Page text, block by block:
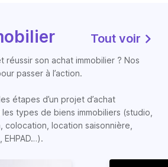
Tout voir
réussir son achat immobilier ? Nos
passer à l’action.
étapes d’un projet d’achat
les types de biens immobiliers (studio,
colocation, location saisonnière,
EHPAD…).